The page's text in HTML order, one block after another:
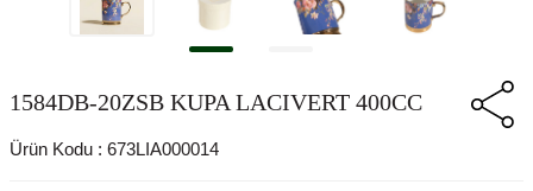
1584DB-20ZSB KUPA LACIVERT 400CC
Ürün Kodu : 673LIA000014